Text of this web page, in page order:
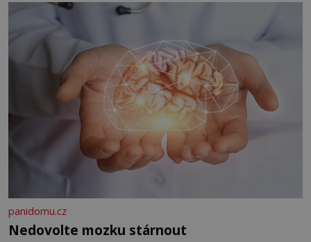
panidomu.cz
Nedovolte mozku stárnout